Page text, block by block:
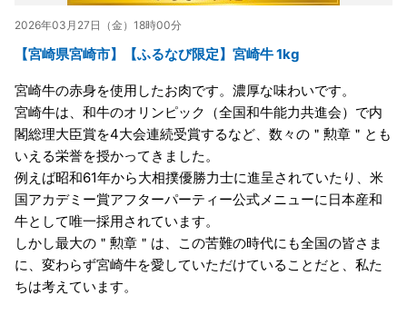
2026年03月27日（金）18時00分
【宮崎県宮崎市】【ふるなび限定】宮崎牛 1kg
宮崎牛の赤身を使用したお肉です。濃厚な味わいです。
宮崎牛は、和牛のオリンピック（全国和牛能力共進会）で内
閣総理大臣賞を4大会連続受賞するなど、数々の＂勲章＂とも
いえる栄誉を授かってきました。
例えば昭和61年から大相撲優勝力士に進呈されていたり、米
国アカデミー賞アフターパーティー公式メニューに日本産和
牛として唯一採用されています。
しかし最大の＂勲章＂は、この苦難の時代にも全国の皆さま
に、変わらず宮崎牛を愛していただけていることだと、私た
ちは考えています。